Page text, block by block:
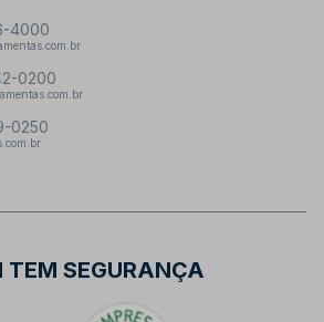
4000
0200
0250
TEM SEGURANÇA